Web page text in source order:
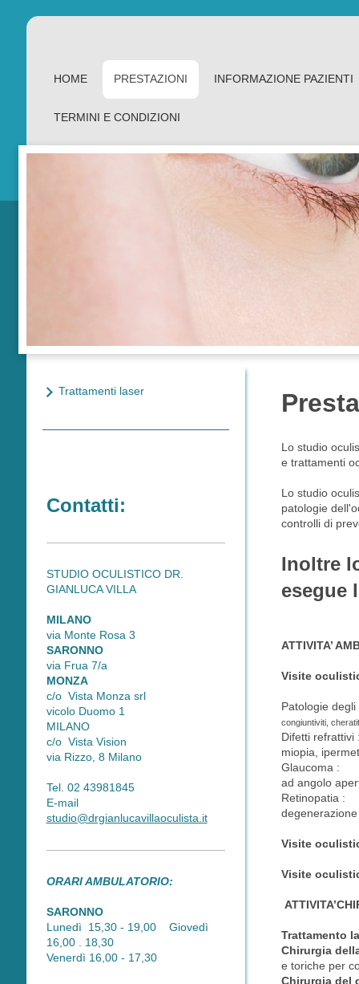
HOME PRESTAZIONI INFORMAZIONE PAZIENTI
TERMINI E CONDIZIONI
Lo studio
e trattamenti
Lo studio
patologie
controlli di
Inoltre
esegue
ATTIVITA’
Visite
Patologie
congiuntiviti,
Difetti refrattivi
miopia,
Glaucoma :
ad angolo
Retinopatia :
Visite
Visite
Trattamento
Chirurgia
e toriche per
Chirurgia del
Trattamenti laser
Contatti:
STUDIO OCULISTICO DR.
GIANLUCA VILLA
MILANO
via Monte Rosa 3
SARONNO
via Frua 7/a
MONZA
c/o Vista Monza srl
vicolo Duomo 1
MILANO
c/o Vista Vision
via Rizzo, 8 Milano
Tel. 02 43981845
E-mail
studio@drgianlucavillaoculista.it
ORARI AMBULATORIO:
SARONNO
Lunedì 15,30 - 19,00 Giovedì
16,00 . 18,30
Venerdì 16,00 - 17,30